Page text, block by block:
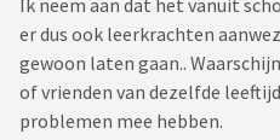
Ik neem aan dat het vanuit
er dus ook leerkrachten
gewoon laten gaan..
of vrienden van dezelfde
problemen mee hebben.